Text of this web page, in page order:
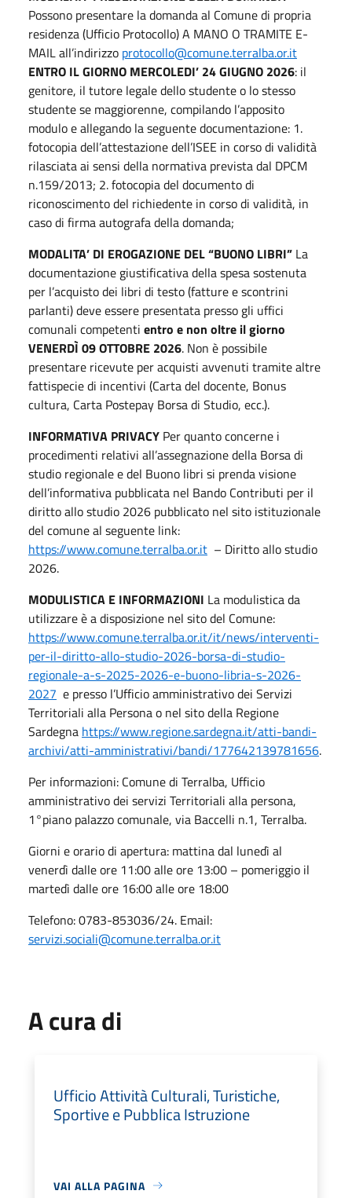
Possono presentare la domanda al Comune di propria
residenza (Ufficio Protocollo) A MANO O TRAMITE E-
MAIL all’indirizzo protocollo@comune.terralba.or.it
ENTRO IL GIORNO MERCOLEDI’ 24 GIUGNO 2026: il
genitore, il tutore legale dello studente o lo stesso
studente se maggiorenne, compilando l’apposito
modulo e allegando la seguente documentazione: 1.
fotocopia dell’attestazione dell’ISEE in corso di validità
rilasciata ai sensi della normativa prevista dal DPCM
n.159/2013; 2. fotocopia del documento di
riconoscimento del richiedente in corso di validità, in
caso di firma autografa della domanda;
MODALITA’ DI EROGAZIONE DEL “BUONO LIBRI” La
documentazione giustificativa della spesa sostenuta
per l’acquisto dei libri di testo (fatture e scontrini
parlanti) deve essere presentata presso gli uffici
comunali competenti entro e non oltre il giorno
VENERDÌ 09 OTTOBRE 2026. Non è possibile
presentare ricevute per acquisti avvenuti tramite altre
fattispecie di incentivi (Carta del docente, Bonus
cultura, Carta Postepay Borsa di Studio, ecc.).
INFORMATIVA PRIVACY Per quanto concerne i
procedimenti relativi all’assegnazione della Borsa di
studio regionale e del Buono libri si prenda visione
dell’informativa pubblicata nel Bando Contributi per il
diritto allo studio 2026 pubblicato nel sito istituzionale
del comune al seguente link:
https://www.comune.terralba.or.it – Diritto allo studio
2026.
MODULISTICA E INFORMAZIONI La modulistica da
utilizzare è a disposizione nel sito del Comune:
https://www.comune.terralba.or.it/it/news/interventi-
per-il-diritto-allo-studio-2026-borsa-di-studio-
regionale-a-s-2025-2026-e-buono-libria-s-2026-
2027 e presso l’Ufficio amministrativo dei Servizi
Territoriali alla Persona o nel sito della Regione
Sardegna https://www.regione.sardegna.it/atti-bandi-
archivi/atti-amministrativi/bandi/177642139781656.
Per informazioni: Comune di Terralba, Ufficio
amministrativo dei servizi Territoriali alla persona,
1°piano palazzo comunale, via Baccelli n.1, Terralba.
Giorni e orario di apertura: mattina dal lunedì al
venerdì dalle ore 11:00 alle ore 13:00 – pomeriggio il
martedì dalle ore 16:00 alle ore 18:00
Telefono: 0783-853036/24. Email:
servizi.sociali@comune.terralba.or.it
A cura di
Ufficio Attività Culturali, Turistiche,
Sportive e Pubblica Istruzione
VAI ALLA PAGINA